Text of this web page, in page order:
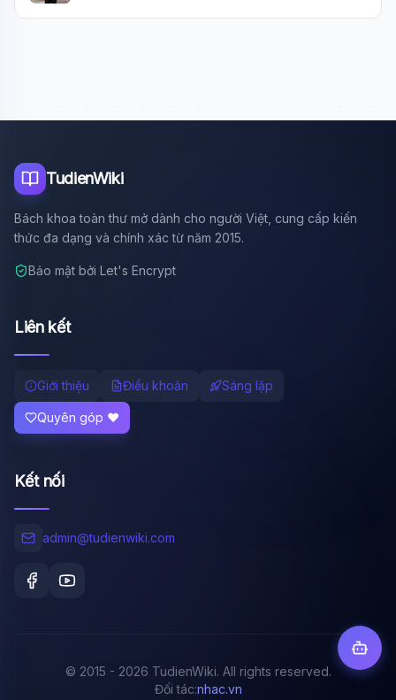
TudienWiki
Bách khoa toàn thư mở dành cho người Việt, cung cấp kiến
thức đa dạng và chính xác từ năm 2015.
Bảo mật bởi Let's Encrypt
Liên kết
Giới thiệu Điều khoản Sáng lập
Quyên góp ❤️
Kết nối
admin@tudienwiki.com
© 2015 - 2026 TudienWiki. All rights reserved.
Đối tác:nhac.vn